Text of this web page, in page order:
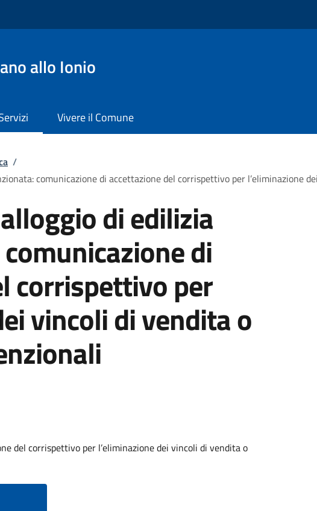
allo Ionio
Vivere il Comune
/
comunicazione di accettazione del corrispettivo per l’eliminazione
di edilizia
di
corrispettivo per
vincoli di vendita o
del corrispettivo per l’eliminazione dei vincoli di vendita o